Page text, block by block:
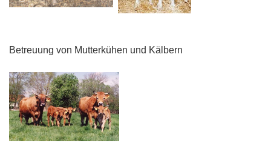
Betreuung von Mutterkühen und Kälbern